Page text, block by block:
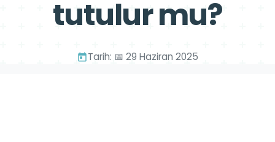
tutulur mu?
Tarih: 📅 29 Haziran 2025